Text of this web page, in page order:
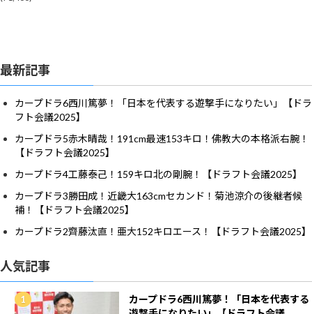
最新記事
カープドラ6西川篤夢！「日本を代表する遊撃手になりたい」【ドラ
フト会議2025】
カープドラ5赤木晴哉！191cm最速153キロ！佛教大の本格派右腕！
【ドラフト会議2025】
カープドラ4工藤泰己！159キロ北の剛腕！【ドラフト会議2025】
カープドラ3勝田成！近畿大163cmセカンド！菊池涼介の後継者候
補！【ドラフト会議2025】
カープドラ2齊藤汰直！亜大152キロエース！【ドラフト会議2025】
人気記事
カープドラ6西川篤夢！「日本を代表する